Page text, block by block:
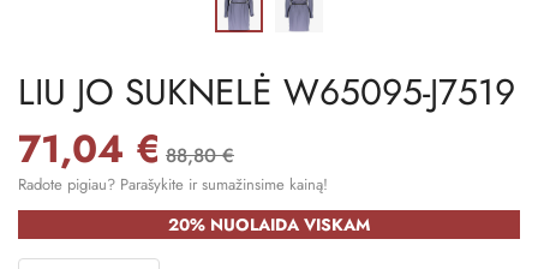
LIU JO SUKNELĖ W65095-J7519
71,04 € 88,80 €
Radote pigiau? Parašykite ir sumažinsime kainą!
20% NUOLAIDA VISKAM